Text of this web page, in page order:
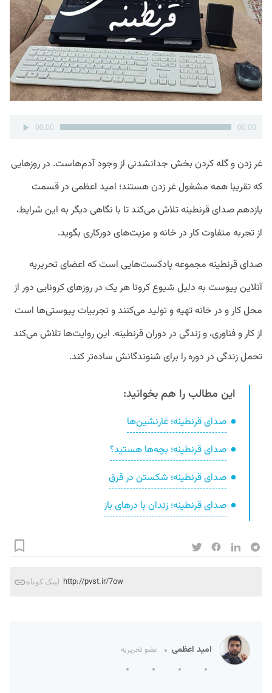
پخش‌کننده
00:00 00:00
غر زدن و گله کردن بخش جدانشدنی از وجود آدم‌هاست. در روز‌هایی
که تقریبا همه مشغول غر زدن هستند؛ امید اعظمی در قسمت
یازدهم صدای قرنطینه تلاش می‌کند تا با نگاهی دیگر به این شرایط،
از تجربه متفاوت کار در خانه و مزیت‌های دورکاری‌ بگوید.
صدای قرنطینه مجموعه پادکست‌هایی است که اعضای تحریریه
آنلاین پیوست به دلیل شیوع کرونا هر یک در روزهای کرونایی دور از
محل کار و در خانه تهیه و تولید می‌کنند و تجربیات پیوستی‌ها است
از کار و فناوری، و زندگی در دوران قرنطینه. این روایت‌ها تلاش می‌کند
تحمل زندگی در دوره را برای شنوندگانش ساده‌تر کند.
این مطالب را هم بخوانید:
صدای قرنطینه؛ غارنشین‌ها
صدای قرنطینه؛ بچه‌ها هستید؟
صدای قرنطینه؛ شکستن در قرق
صدای قرنطینه؛ زندان با درهای باز
لینک کوتاه http://pvst.ir/7ow
امید اعظمی عضو تحریریه